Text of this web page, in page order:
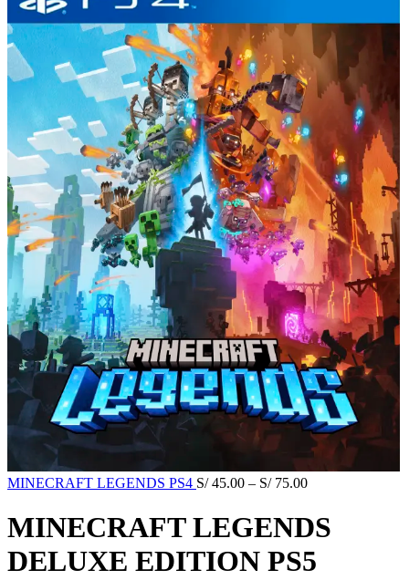
MINECRAFT LEGENDS PS4 S/45.00 – S/75.00
MINECRAFT LEGENDS
DELUXE EDITION PS5